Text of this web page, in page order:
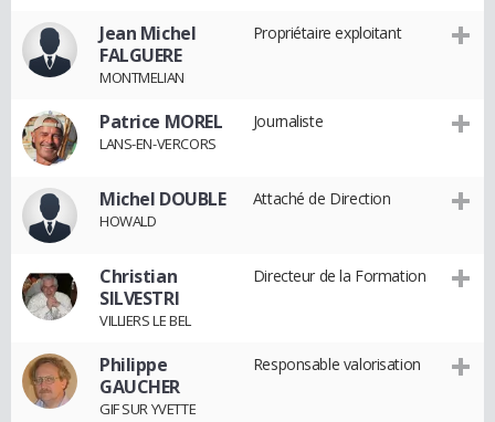
Jean Michel
FALGUERE
MONTMELIAN
Propriétaire exploitant
Patrice MOREL
LANS-EN-VERCORS
Journaliste
Michel DOUBLE
HOWALD
Attaché de Direction
Christian
SILVESTRI
VILLIERS LE BEL
Directeur de la Formation
Philippe
GAUCHER
GIF SUR YVETTE
Responsable valorisation